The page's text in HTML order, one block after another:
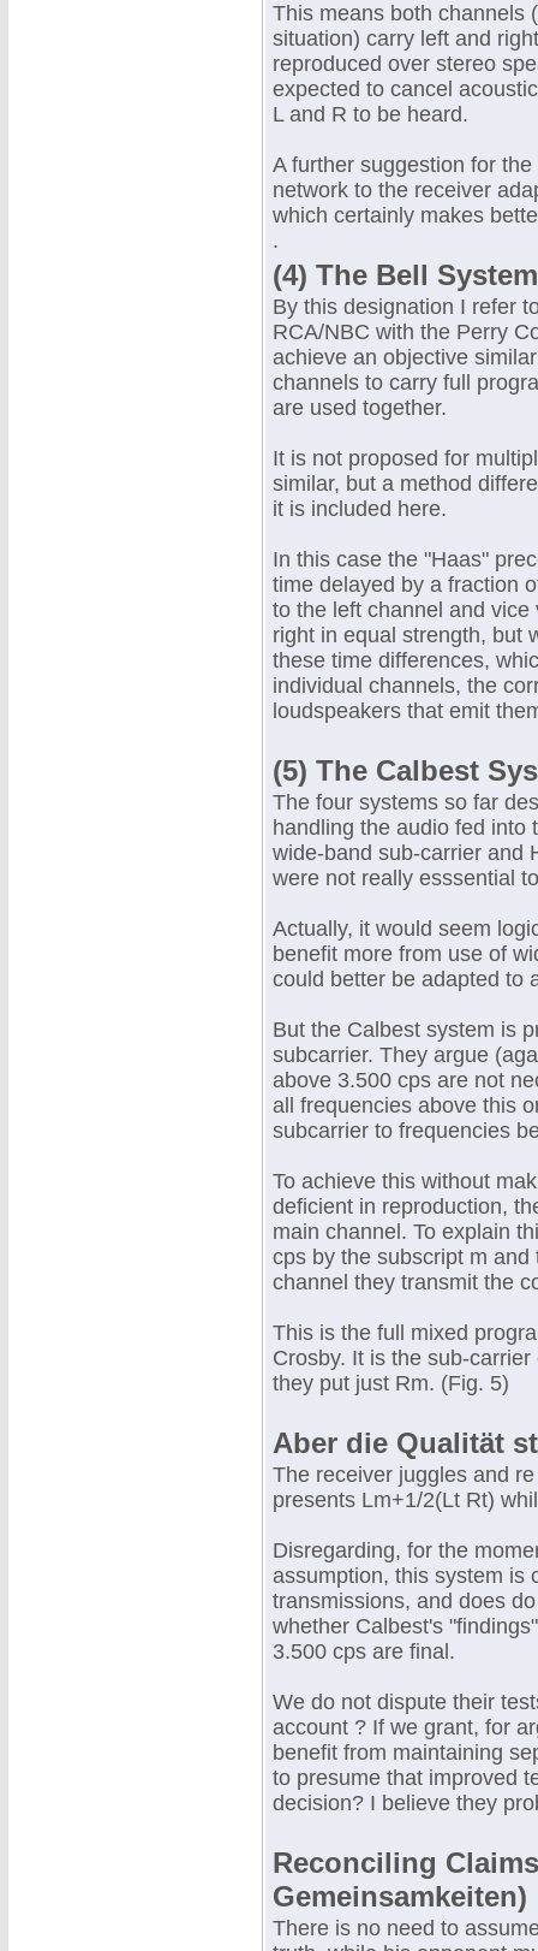
This means both channels
situation) carry left and
reproduced over stereo
expected to cancel
L and R to be heard.
A further suggestion for
network to the receiver
which certainly makes
.
(4) The Bell System
By this designation I refer
RCA/NBC with the Perry
achieve an objective
channels to carry full
are used together.
It is not proposed for
similar, but a method
it is included here.
In this case the "Haas"
time delayed by a fraction
to the left channel and
right in equal strength, but
these time differences,
individual channels, the
loudspeakers that emit
(5) The Calbest
The four systems so far
handling the audio fed into
wide-band sub-carrier and
were not really esssential
Actually, it would seem
benefit more from use of
could better be adapted to
But the Calbest system is
subcarrier. They argue
above 3.500 cps are not
all frequencies above this
subcarrier to frequencies
To achieve this without
deficient in reproduction,
main channel. To explain
cps by the subscript m
channel they transmit the
This is the full mixed
Crosby. It is the sub-
they put just Rm. (Fig. 5)
Aber die Qualität
The receiver juggles and
presents Lm+1/2(Lt Rt)
Disregarding, for the
assumption, this system is
transmissions, and does
whether Calbest's
3.500 cps are final.
We do not dispute their
account ? If we grant, for
benefit from maintaining
to presume that improved
decision? I believe they
Reconciling
Gemeinsamkeiten)
There is no need to